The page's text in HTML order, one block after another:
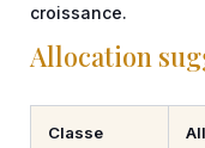
croissance.
Allocation
Classe